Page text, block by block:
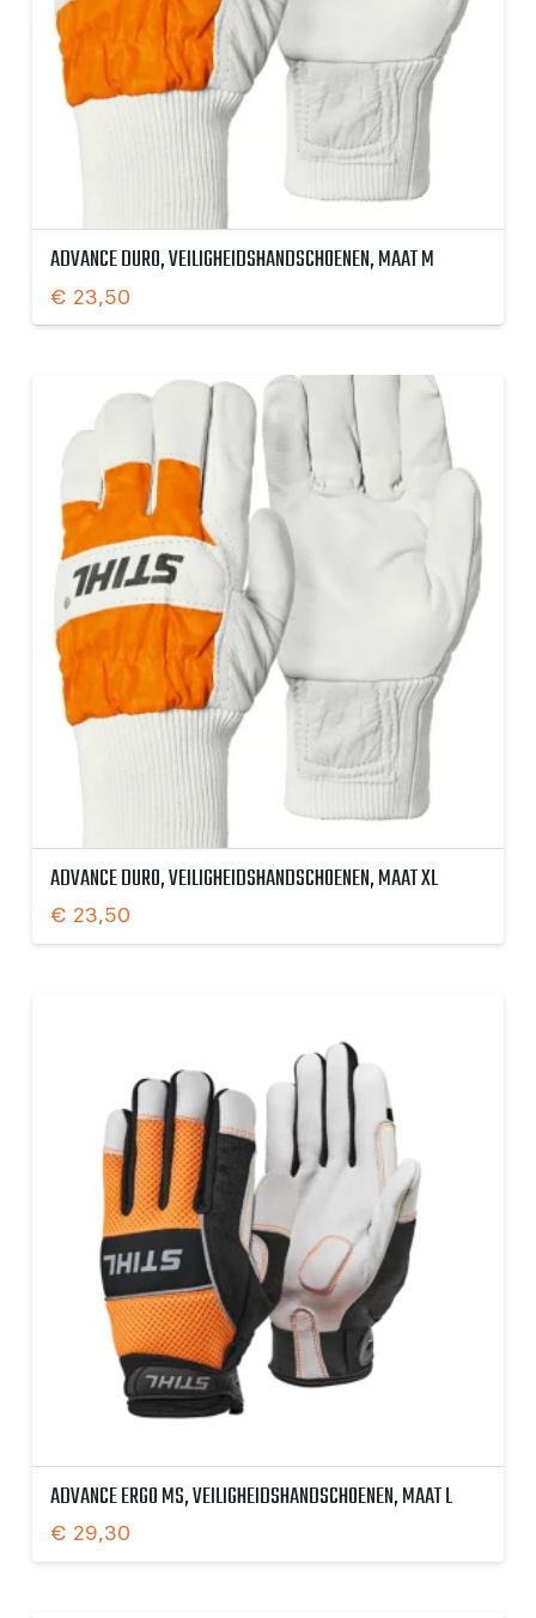
ADVANCE DURO, VEILIGHEIDSHANDSCHOENEN, MAAT M
€ 23,50
ADVANCE DURO, VEILIGHEIDSHANDSCHOENEN, MAAT XL
€ 23,50
ADVANCE ERGO MS, VEILIGHEIDSHANDSCHOENEN, MAAT L
€ 29,30